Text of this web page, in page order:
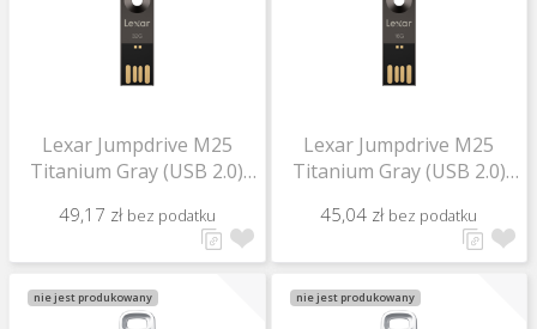
Lexar Jumpdrive M25
Titanium Gray (USB 2.0)
49,17 zł bez podatku
Lexar Jumpdrive M25
Titanium Gray (USB 2.0)
45,04 zł bez podatku
nie jest produkowany nie jest produkowany